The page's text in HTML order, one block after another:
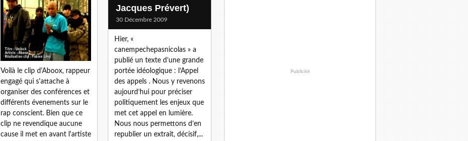
Voilà le clip d'Aboox, rappeur
engagé qui s'attache à
organiser des conférences et
différents évenements sur le
rap conscient. Bien que ce
clip ne revendique aucune
cause il met en avant l'artiste
Jacques Prévert)
30 Décembre 2009
Hier, «
canempechepasnicolas » a
publié un texte d’une grande
portée idéologique : l’Appel
des appels . Nous y revenons
aujourd’hui pour préciser
politiquement les enjeux que
met cet appel en lumière.
Nous nous permettons d’en
republier un extrait, décisif,...
Publicité